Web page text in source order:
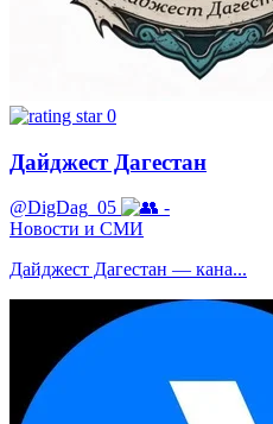
0
Дайджест Дагестан
@DigDag_05
-
Новости и СМИ
Дайджест Дагестан — кана...